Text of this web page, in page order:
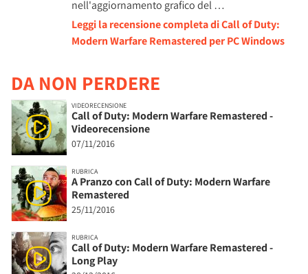
nell'aggiornamento grafico del …
Leggi la recensione completa di Call of Duty:
Modern Warfare Remastered per PC Windows
DA NON PERDERE
VIDEORECENSIONE
Call of Duty: Modern Warfare Remastered -
Videorecensione
07/11/2016
RUBRICA
A Pranzo con Call of Duty: Modern Warfare
Remastered
25/11/2016
RUBRICA
Call of Duty: Modern Warfare Remastered -
Long Play